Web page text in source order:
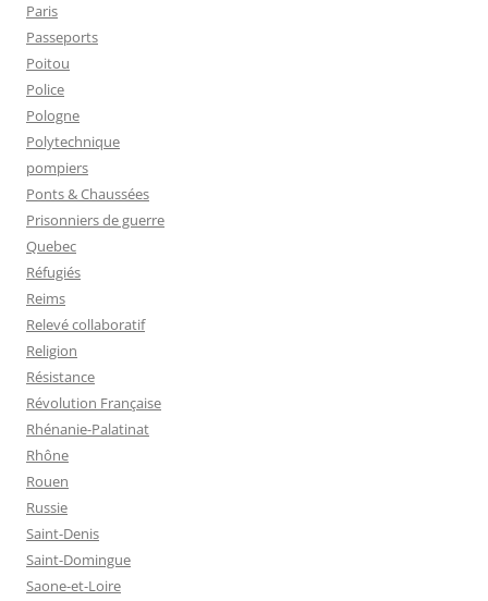
Paris
Passeports
Poitou
Police
Pologne
Polytechnique
pompiers
Ponts & Chaussées
Prisonniers de guerre
Quebec
Réfugiés
Reims
Relevé collaboratif
Religion
Résistance
Révolution Française
Rhénanie-Palatinat
Rhône
Rouen
Russie
Saint-Denis
Saint-Domingue
Saone-et-Loire